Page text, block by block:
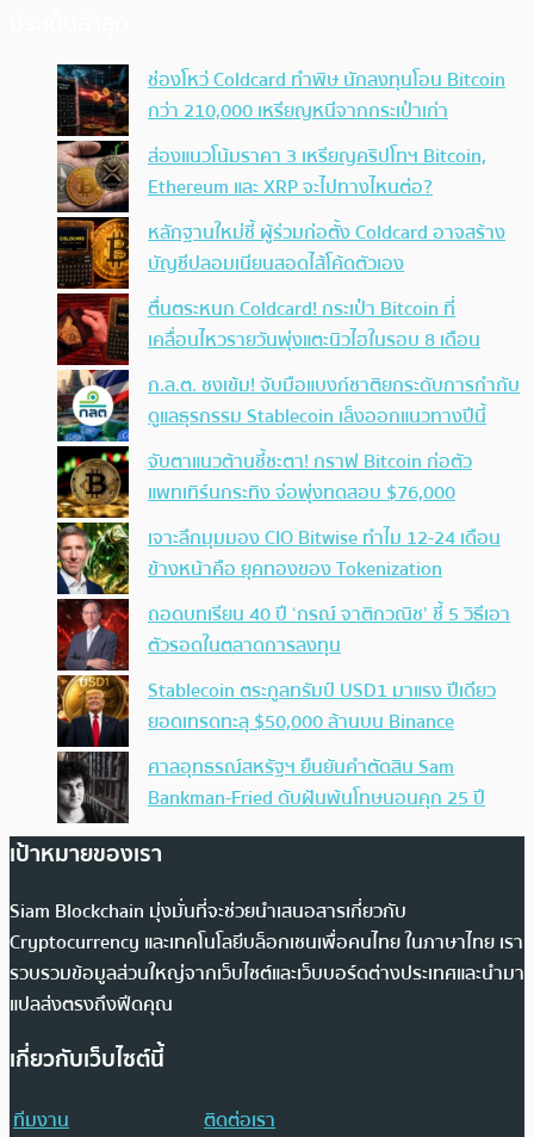
ช่องโหว่ Coldcard ทำพิษ นักลงทุนโอน Bitcoin
กว่า 210,000 เหรียญหนีจากกระเป๋าเก่า
ส่องแนวโน้มราคา 3 เหรียญคริปโทฯ Bitcoin,
Ethereum และ XRP จะไปทางไหนต่อ?
หลักฐานใหม่ชี้ ผู้ร่วมก่อตั้ง Coldcard อาจสร้าง
บัญชีปลอมเนียนสอดไส้โค้ดตัวเอง
ตื่นตระหนก Coldcard! กระเป๋า Bitcoin ที่
เคลื่อนไหวรายวันพุ่งแตะนิวไฮในรอบ 8 เดือน
ก.ล.ต. ชงเข้ม! จับมือแบงก์ชาติยกระดับการกำกับ
ดูแลธุรกรรม Stablecoin เล็งออกแนวทางปีนี้
จับตาแนวต้านชี้ชะตา! กราฟ Bitcoin ก่อตัว
แพทเทิร์นกระทิง จ่อพุ่งทดสอบ $76,000
เจาะลึกมุมมอง CIO Bitwise ทำไม 12-24 เดือน
ข้างหน้าคือ ยุคทองของ Tokenization
ถอดบทเรียน 40 ปี ‘กรณ์ จาติกวณิช’ ชี้ 5 วิธีเอา
ตัวรอดในตลาดการลงทุน
Stablecoin ตระกูลทรัมป์ USD1 มาแรง ปีเดียว
ยอดเทรดทะลุ $50,000 ล้านบน Binance
ศาลอุทธรณ์สหรัฐฯ ยืนยันคำตัดสิน Sam
Bankman-Fried ดับฝันพ้นโทษนอนคุก 25 ปี
เป้าหมายของเรา
Siam Blockchain มุ่งมั่นที่จะช่วยนำเสนอสารเกี่ยวกับ
Cryptocurrency และเทคโนโลยีบล็อกเชนเพื่อคนไทย ในภาษาไทย เรา
รวบรวมข้อมูลส่วนใหญ่จากเว็บไซต์และเว็บบอร์ดต่างประเทศและนำมา
แปลส่งตรงถึงฟีดคุณ
เกี่ยวกับเว็บไซต์นี้
ทีมงาน
ติดต่อเรา